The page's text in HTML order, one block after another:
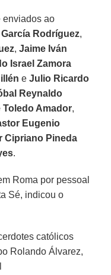
enviados ao
Rodríguez,
,Jaime Iván
Israel Zamora
eJulio Ricardo
Reynaldo
Amador,
Eugenio
Cipriano Pineda
.
Roma por pessoal
Sé, indicou o
católicos
Rolando Álvarez,